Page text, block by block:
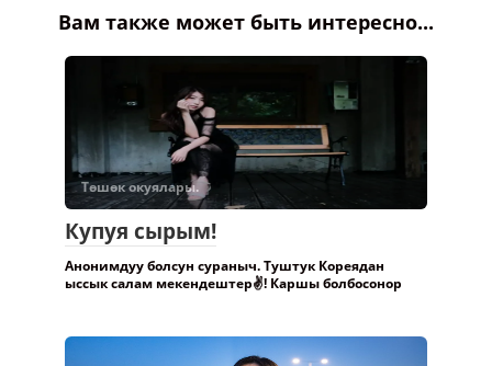
Вам также может быть интересно...
Төшөк окуялары.
Купуя сырым!
Анонимдуу болсун сураныч. Туштук Кореядан
ыссык салам мекендештер✌️! Каршы болбосонор